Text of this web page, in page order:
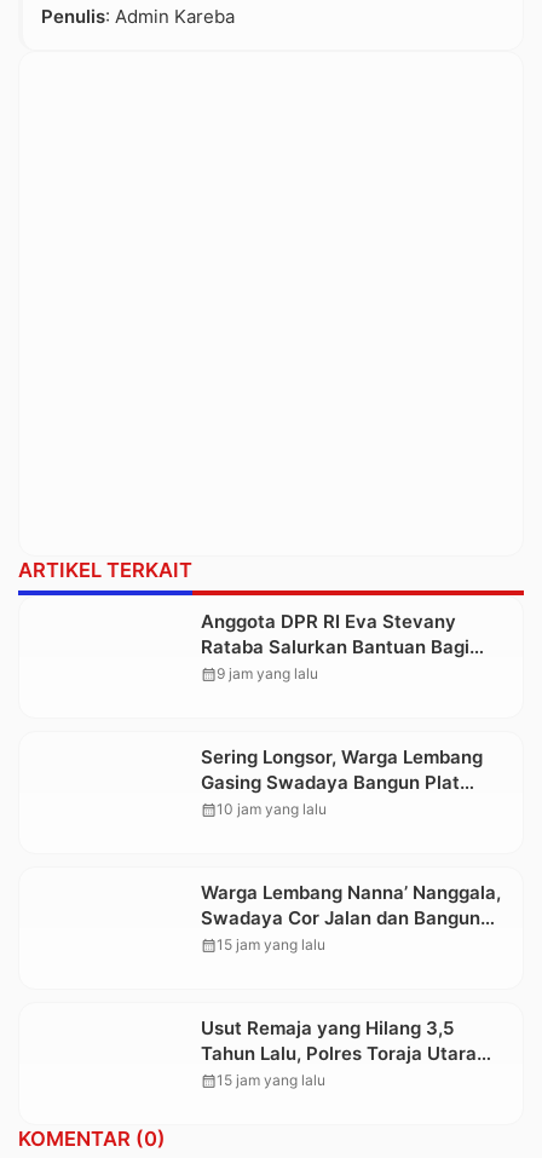
Penulis: Admin Kareba
ARTIKEL TERKAIT
Anggota DPR RI Eva Stevany
Rataba Salurkan Bantuan Bagi
Warga Terdampak Longsor di
calendar_month9 jam yang lalu
Sering Longsor, Warga Lembang
Gasing Swadaya Bangun Plat
Deker dan Talut Jalan Penghubung
calendar_month10 jam yang lalu
Warga Lembang Nanna’ Nanggala,
Swadaya Cor Jalan dan Bangun
Jembatan
calendar_month15 jam yang lalu
Usut Remaja yang Hilang 3,5
Tahun Lalu, Polres Toraja Utara
Kembali Datangi TKP
calendar_month15 jam yang lalu
KOMENTAR (0)